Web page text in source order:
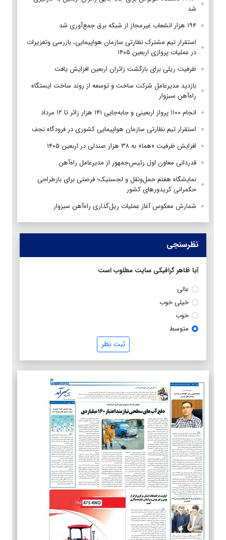
شد
۱۹۴ هزار انشعاب غیرمجاز از شبکه برق جمع‌آوری شد
استقرار تیم مشترک نظارتی سازمان هواپیمایی، بازرسی وتعزیرات
در عملیات پروازی اربعین ۱۴۰۵
ظرفیت ریلی برای بازگشت زائران اربعین افزایش یافت
بازدید مدیرعامل شرکت ساخت و توسعه از روند ساخت ایستگاه
راه‌آهن سبزوار
انجام ۱۱۰۰ پرواز اربعینی و جابه‌جایی ۱۴۱ هزار زائر تا ۱۲ مرداد
استقرار تیم‌ نظارتی سازمان هواپیمایی کشوری در فرودگاه نجف
افزایش ظرفیت «هما» به ۳۸ هزار صندلی در اربعین ۱۴۰۵
قدردانی معاون اول رئیس‌جمهور از مدیرعامل راه‌آهن
نمایشگاه هفتم حمل‌ونقل و لجستیک؛ فرصتی برای بازطراحی
حکمرانی کریدورهای کشور
شمارش معکوس آغاز عملیات ریل‌گذاری راه‌آهن سبزوار
نظرسنجی
آیا ظاهر گرافیکی سایت مطلوب است
عالی
خیلی خوب
خوب
متوسط
ثبت نظر